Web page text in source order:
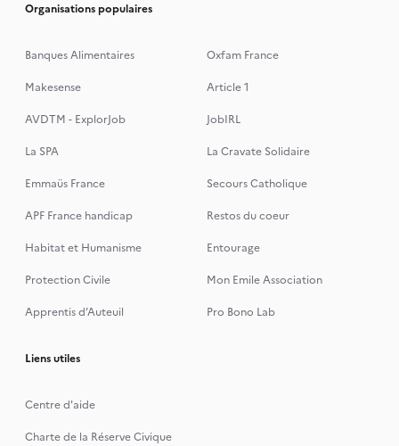
Organisations populaires
Banques Alimentaires
Oxfam France
Makesense
Article 1
AVDTM - ExplorJob
JobIRL
La SPA
La Cravate Solidaire
Emmaüs France
Secours Catholique
APF France handicap
Restos du coeur
Habitat et Humanisme
Entourage
Protection Civile
Mon Emile Association
Apprentis d’Auteuil
Pro Bono Lab
Liens utiles
Centre d'aide
Charte de la Réserve Civique